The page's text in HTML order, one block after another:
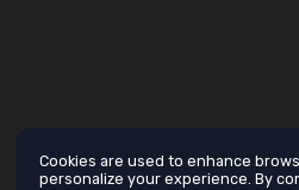
Cookies are used to enhance
personalize your experience. By